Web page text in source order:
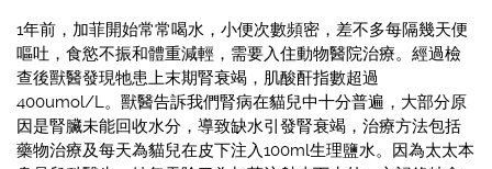
1年前，加菲開始常常喝水，小便次數頻密，差不多每隔幾天便
嘔吐，食慾不振和體重減輕，需要入住動物醫院治療。經過檢
查後獸醫發現牠患上末期腎衰竭，肌酸酐指數超過
400umol/L。獸醫告訴我們腎病在貓兒中十分普遍，大部分原
因是腎臟未能回收水分，導致缺水引發腎衰竭，治療方法包括
藥物治療及每天為貓兒在皮下注入100ml生理鹽水。因為太太本